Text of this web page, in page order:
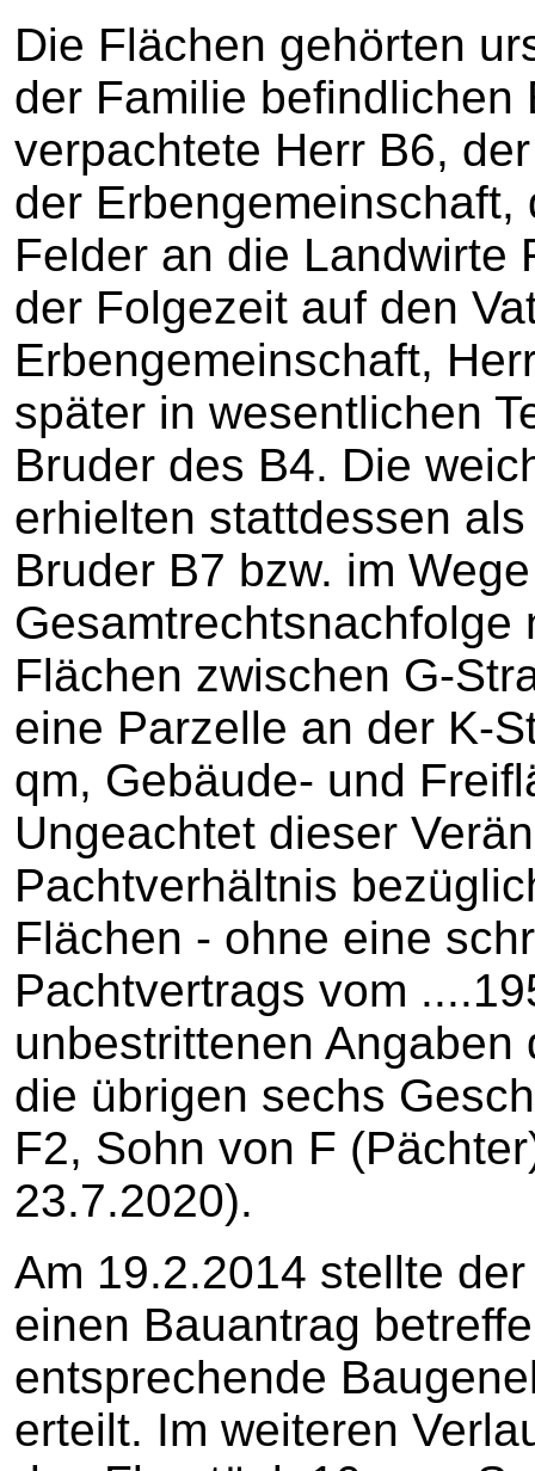
Die Flächen gehörten
der Familie befindlichen
verpachtete Herr B6,
der
Felder an die Landwirte
der Folgezeit auf den
Erbengemeinschaft,
später in wesentlichen
Bruder des B4. Die
erhielten stattdessen
Bruder B7 bzw. im
Gesamtrechtsnachfolge
Flächen zwischen G-
eine Parzelle an der K-
qm, Gebäude- und
Ungeachtet dieser
Pachtverhältnis
Flächen - ohne eine
Pachtvertrags vom
unbestrittenen
die übrigen sechs
F2, Sohn von F
23.7.2020).
Am 19.2.2014 stellte
einen Bauantrag
entsprechende
erteilt. Im weiteren